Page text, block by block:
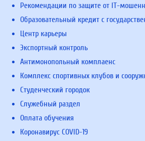
Рекомендации по защите от IT-
Образовательный кредит с
Центр карьеры
Экспортный контроль
Антимонопольный комплаенс
Комплекс спортивных клубов и
Студенческий городок
Служебный раздел
Оплата обучения
Коронавирус COVID-19